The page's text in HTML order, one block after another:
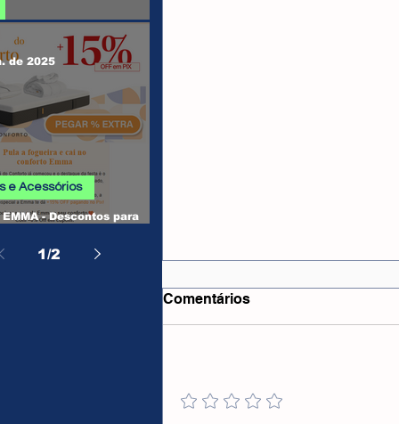
EMMA - Descontos para
e Acessórios
de 2025
1/2
CUPONS ALIEXPRESS
Comentários